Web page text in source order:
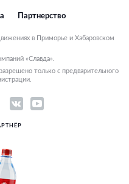
Партнерство
в Приморье и Хабаровском
«Славда».
только с предварительного